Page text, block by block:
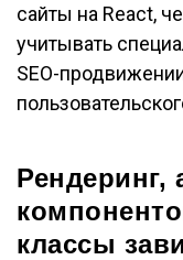
сайты на React,
учитывать
SEO-
Рендеринг,
классы